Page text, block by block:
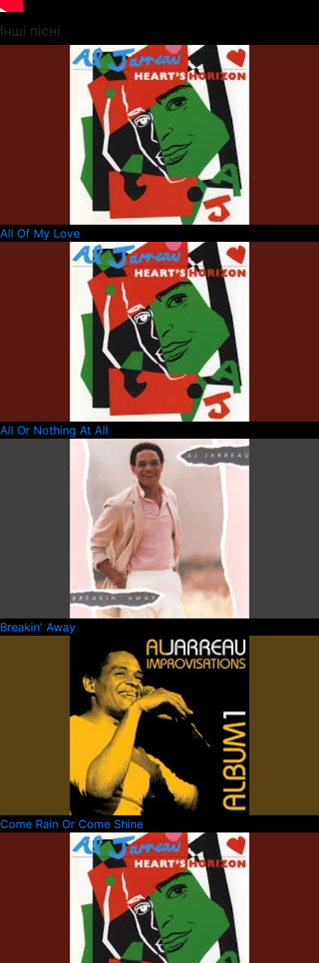
Інші пісні
All Of My Love
All Or Nothing At All
Breakin' Away
Come Rain Or Come Shine